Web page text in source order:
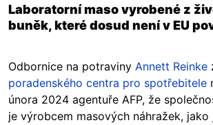
Laboratorní maso vyrobené z
buněk, které dosud není v EU
Odbornice na potraviny Annett Reinke
poradenského centra pro spotřebitele
února 2024 agentuře AFP, že
je výrobcem masových náhražek, jako